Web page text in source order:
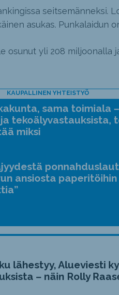
seitsemänneksi.
asukas. Punkalaidun
osunut yli 208 miljoonalla
KAUPALLINEN YHTEISTYÖ
sama toimiala
tekoälyvastauksista,
miksi
ansiosta
lähestyy, Alueviesti
– näin Rolly